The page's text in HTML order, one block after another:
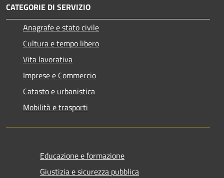
CATEGORIE DI SERVIZIO
Anagrafe e stato civile
Cultura e tempo libero
Vita lavorativa
Imprese e Commercio
Catasto e urbanistica
Mobilità e trasporti
Educazione e formazione
Giustizia e sicurezza pubblica